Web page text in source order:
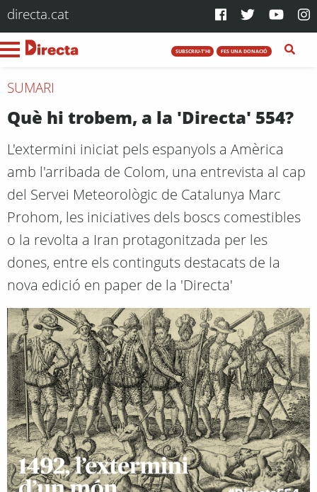
directa.cat
SUBSCRIU-T'HI FES UNA DONACIÓ
SUMARI
Què hi trobem, a la 'Directa' 554?
L'extermini iniciat pels espanyols a Amèrica
amb l'arribada de Colom, una entrevista al cap
del Servei Meteorològic de Catalunya Marc
Prohom, les iniciatives dels boscs comestibles
o la revolta a Iran protagonitzada per les
dones, entre els continguts destacats de la
nova edició en paper de la 'Directa'